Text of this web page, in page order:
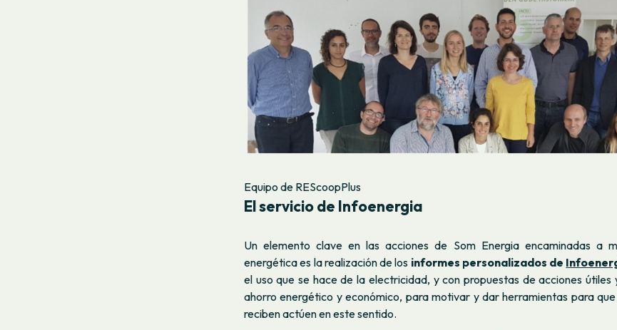
Equipo de REScoopPlus
El servicio de Infoenergia
Un elemento clave en las acciones de Som Energia encaminadas a
energética es la realización de los informes personalizados de
el uso que se hace de la electricidad, y con propuestas de acciones útiles
ahorro energético y económico, para motivar y dar herramientas para
reciben actúen en este sentido.